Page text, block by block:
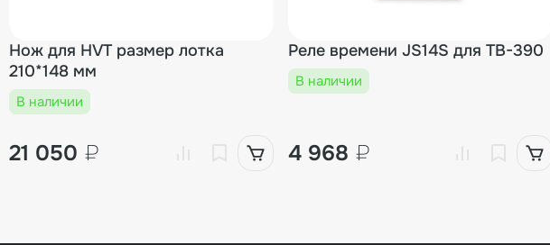
Нож для HVT размер лотка
210*148 мм
В наличии
21 050 ₽
Реле времени JS14S для TB-390
В наличии
4 968 ₽